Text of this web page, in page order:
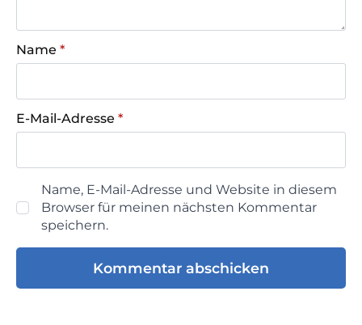
Name *
E-Mail-Adresse *
Name, E-Mail-Adresse und Website in diesem
Browser für meinen nächsten Kommentar
speichern.